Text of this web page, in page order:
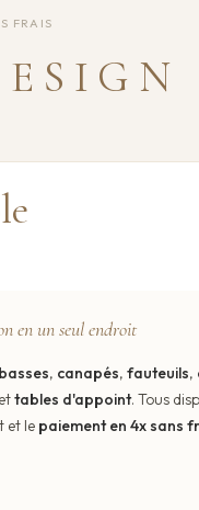
en un seul endroit
, canapés, fauteuils,
ettables d'appoint. Tous
et le paiement en 4x sans